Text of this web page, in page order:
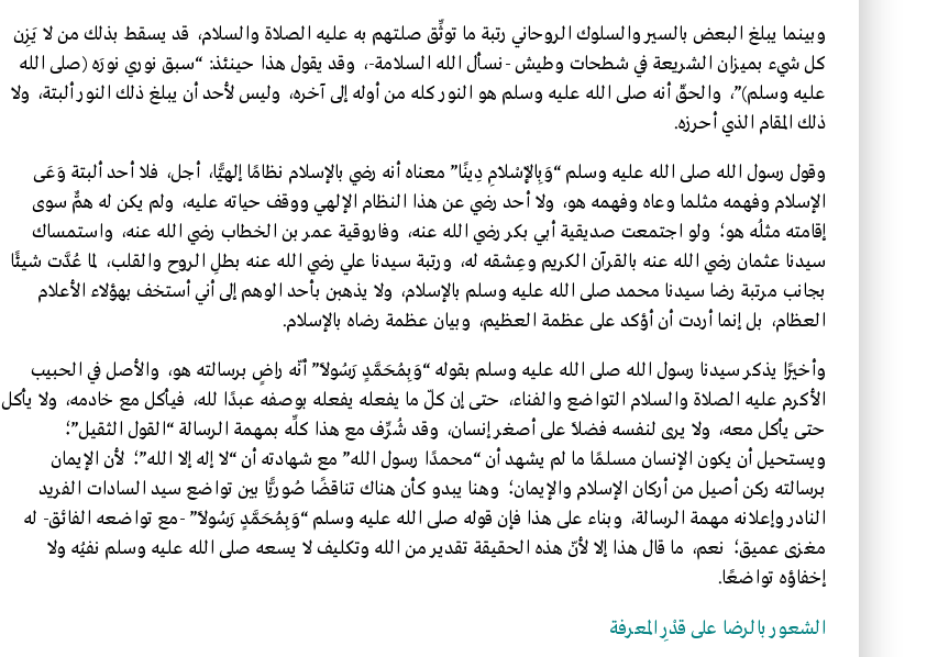
وبينما يبلغ البعض بالسير والسلوك الروحاني رتبة ما توثِّق صلتهم به عليه الصلاة والسلام، قد يسقط بذلك من لا يَزِن
كل شيء بميزان الشريعة في شطحات وطيش -نسأل الله السلامة-، وقد يقول هذا حينئذ: “سبق نوري نورَه (صلى الله
عليه وسلم)”، والحقّ أنه صلى الله عليه وسلم هو النور كله من أوله إلى آخره، وليس لأحد أن يبلغ ذلك النور ألبتة، ولا
ذلك المقام الذي أحرزه.
وقول رسول الله صلى الله عليه وسلم “وَبِالْإِسْلَامِ دِينًا” معناه أنه رضي بالإسلام نظامًا إلهيًّا، أجل، فلا أحد ألبتة وَعَى
الإسلام وفهمه مثلما وعاه وفهمه هو، ولا أحد رضي عن هذا النظام الإلهي ووقف حياته عليه، ولم يكن له همٌّ سوى
إقامته مثلُه هو؛ ولو اجتمعت صديقية أبي بكر رضي الله عنه، وفاروقية عمر بن الخطاب رضي الله عنه، واستمساك
سيدنا عثمان رضي الله عنه بالقرآن الكريم وعِشقه له، ورتبة سيدنا علي رضي الله عنه بطلِ الروح والقلب، لما عُدَّت شيئًا
بجانب مرتبة رضا سيدنا محمد صلى الله عليه وسلم بالإسلام، ولا يذهبن بأحد الوهم إلى أني أستخف بهؤلاء الأعلام
العظام، بل إنما أردت أن أؤكد على عظمة العظيم، وبيان عظمة رضاه بالإسلام.
وأخيرًا يذكر سيدنا رسول الله صلى الله عليه وسلم بقوله “وَبِمُحَمَّدٍ رَسُولًا” أنّه راضٍ برسالته هو، والأصل في الحبيب
الأكرم عليه الصلاة والسلام التواضع والفناء، حتى إن كلّ ما يفعله يفعله بوصفه عبدًا لله، فيأكل مع خادمه، ولا يأكل
حتى يأكل معه، ولا يرى لنفسه فضلًا على أصغر إنسان، وقد شُرِّف مع هذا كلِّه بمهمة الرسالة “القول الثقيل”؛
ويستحيل أن يكون الإنسان مسلمًا ما لم يشهد أن “محمدًا رسول الله” مع شهادته أن “لا إله إلا الله”؛ لأن الإيمان
برسالته ركن أصيل من أركان الإسلام والإيمان؛ وهنا يبدو كأن هناك تناقضًا صُوريًّا بين تواضع سيد السادات الفريد
النادر وإعلانه مهمة الرسالة، وبناء على هذا فإن قوله صلى الله عليه وسلم “وَبِمُحَمَّدٍ رَسُولًا” -مع تواضعه الفائق- له
مغزى عميق؛ نعم، ما قال هذا إلا لأنّ هذه الحقيقة تقدير من الله وتكليف لا يسعه صلى الله عليه وسلم نفيُه ولا
إخفاؤه تواضعًا.
الشعور بالرضا على قدْرِ المعرفة